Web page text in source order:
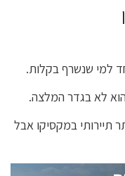
למי שנשרף בקלות.
לא בגדר המלצה.
תיירותי במקסיקו אבל